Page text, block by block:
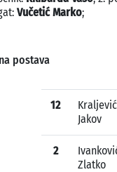
Vučetić Marko;
postava
12
Kraljević
Jakov
2
Zlatko